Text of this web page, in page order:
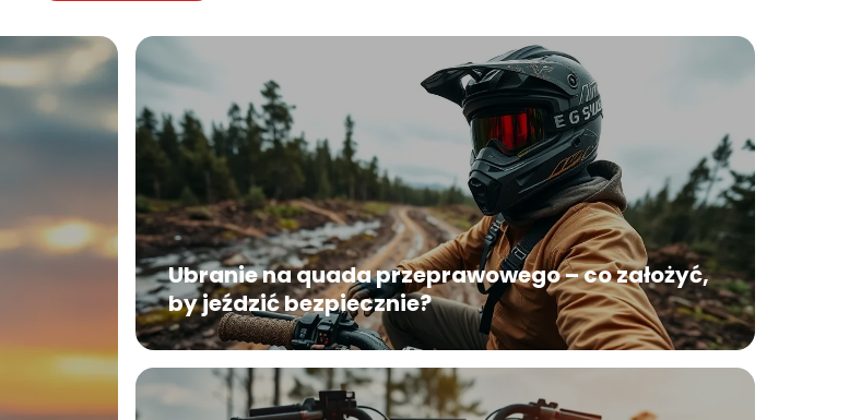
Ubranie na quada przeprawowego – co założyć,
by jeździć bezpiecznie?